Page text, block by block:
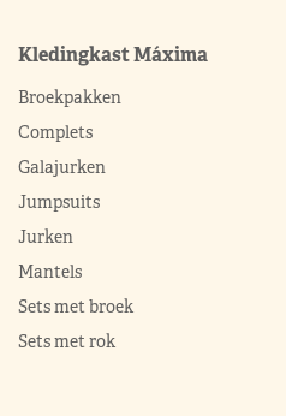
Kledingkast Máxima
Broekpakken
Complets
Galajurken
Jumpsuits
Jurken
Mantels
Sets met broek
Sets met rok